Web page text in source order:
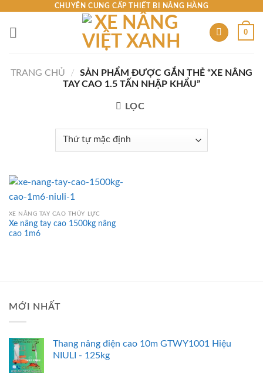
content
CHUYÊN CUNG CẤP THIẾT BỊ NÂNG HÀNG
0
TRANG CHỦ /
SẢN PHẨM ĐƯỢC GẮN THẺ “XE NÂNG
TAY CAO 1.5 TẤN NHẬP KHẨU”
LỌC
XE NÂNG TAY CAO THỦY LỰC
Xe nâng tay cao 1500kg nâng
cao 1m6
MỚI NHẤT
Thang nâng điện cao 10m GTWY1001 Hiệu
NIULI - 125kg